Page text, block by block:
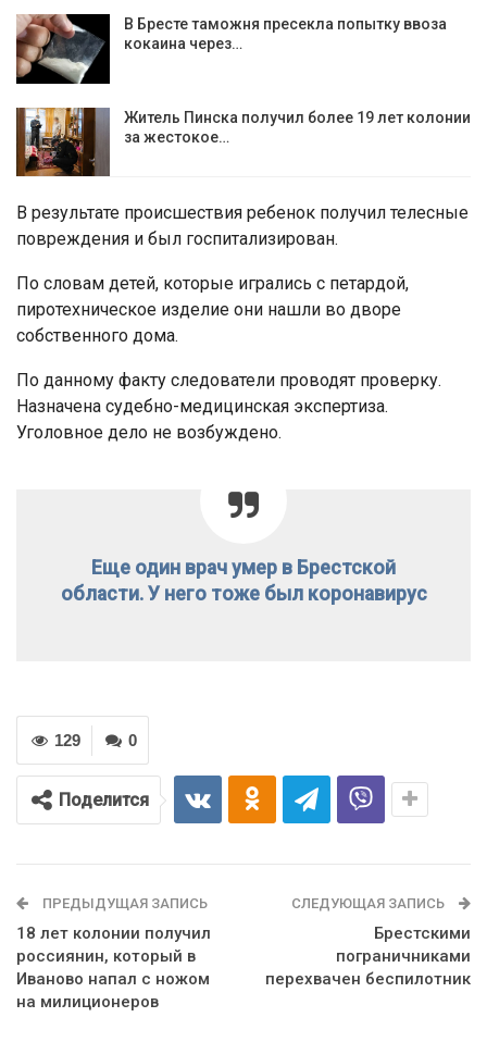
В Бресте таможня пресекла попытку ввоза
кокаина через…
Житель Пинска получил более 19 лет колонии
за жестокое…
В результате происшествия ребенок получил телесные
повреждения и был госпитализирован.
По словам детей, которые игрались с петардой,
пиротехническое изделие они нашли во дворе
собственного дома.
По данному факту следователи проводят проверку.
Назначена судебно-медицинская экспертиза.
Уголовное дело не возбуждено.
Еще один врач умер в Брестской
области. У него тоже был коронавирус
0
129
Поделится
ПРЕДЫДУЩАЯ ЗАПИСЬ
18 лет колонии получил
россиянин, который в
Иваново напал с ножом
на милиционеров
СЛЕДУЮЩАЯ ЗАПИСЬ
Брестскими
пограничниками
перехвачен беспилотник